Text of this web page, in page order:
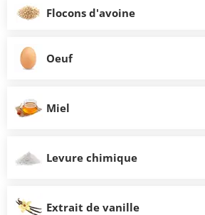
Flocons d'avoine
Oeuf
Miel
Levure chimique
Extrait de vanille